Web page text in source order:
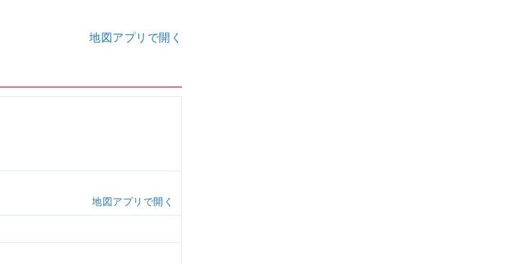
地図アプリで開く
地図アプリで開く